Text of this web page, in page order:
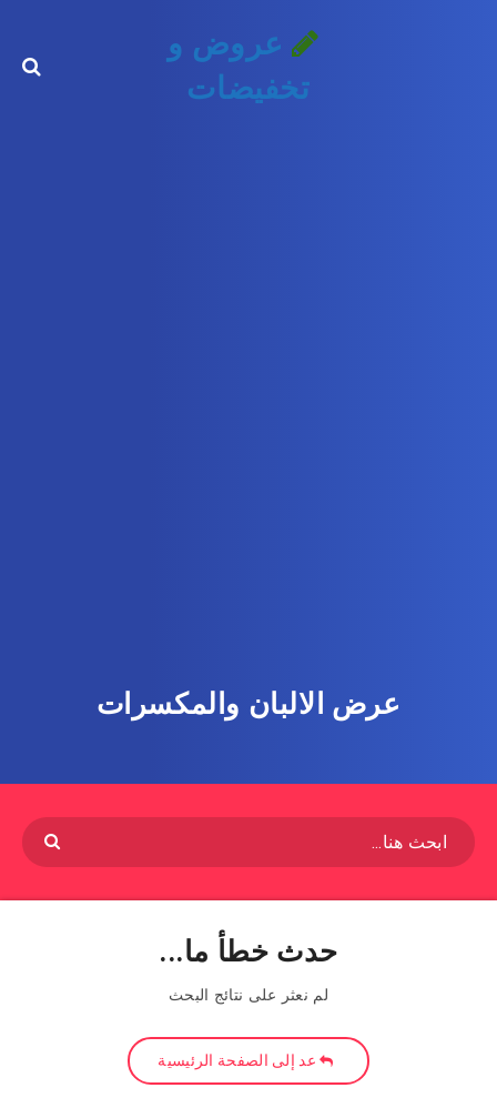
عروض و
تخفيضات
عرض الالبان والمكسرات
حدث خطأ ما...
لم نعثر على نتائج البحث
عد إلى الصفحة الرئيسية